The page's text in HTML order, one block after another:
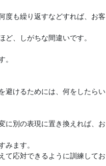
度も繰り返すなどすれば、お客
、しがちな間違いです。
避けるためには、何をしたらい
に別の表現に置き換えれば、お
ます。
て応対できるように訓練してお